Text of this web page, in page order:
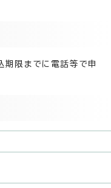
期限までに電話等で申